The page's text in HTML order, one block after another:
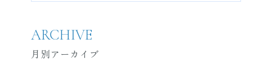
ARCHIVE
月別アーカイブ